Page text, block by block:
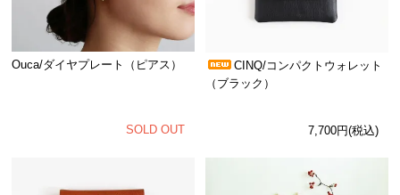
Ouca/ダイヤプレート（ピアス）
SOLD OUT
CINQ/コンパクトウォレット
（ブラック）
7,700円(税込)